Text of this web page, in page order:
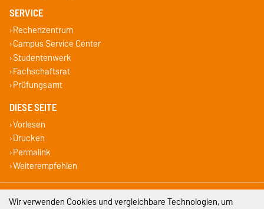
SERVICE
Rechenzentrum
Campus Service Center
Studentenwerk
Fachschaftsrat
Prüfungsamt
DIESE SEITE
Vorlesen
Drucken
Permalink
Weiterempfehlen
Impressum
Wir verwenden Cookies und vergleichbare Technologien, um